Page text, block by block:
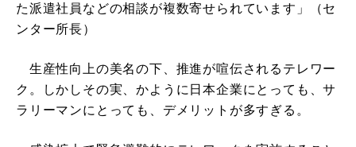
た派遣社員などの相談が複数寄せられています」（セ
ンター所長）
生産性向上の美名の下、推進が喧伝されるテレワー
ク。しかしその実、かように日本企業にとっても、サ
ラリーマンにとっても、デメリットが多すぎる。